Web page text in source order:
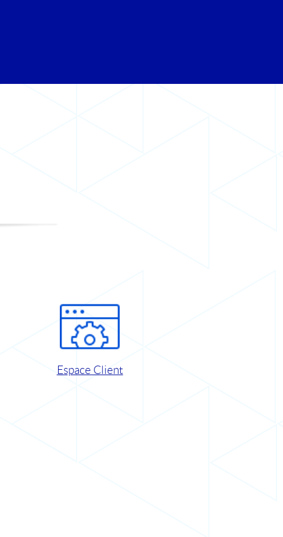
Espace Client